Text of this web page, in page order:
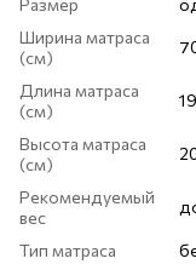
Размер
Ширина матраса
(см)
Длина матраса
(см)
Высота матраса
(см)
Рекомендуемый
вес
Тип матраса